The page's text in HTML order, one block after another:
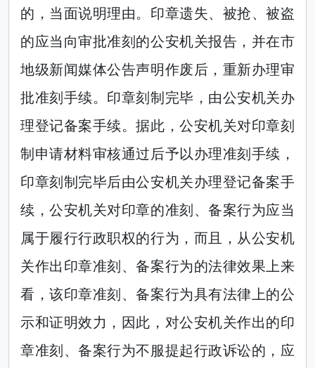
的，当面说明理由。印章遗失、被抢、被盗
的应当向审批准刻的公安机关报告，并在市
地级新闻媒体公告声明作废后，重新办理审
批准刻手续。印章刻制完毕，由公安机关办
理登记备案手续。据此，公安机关对印章刻
制申请材料审核通过后予以办理准刻手续，
印章刻制完毕后由公安机关办理登记备案手
续，公安机关对印章的准刻、备案行为应当
属于履行行政职权的行为，而且，从公安机
关作出印章准刻、备案行为的法律效果上来
看，该印章准刻、备案行为具有法律上的公
示和证明效力，因此，对公安机关作出的印
章准刻、备案行为不服提起行政诉讼的，应